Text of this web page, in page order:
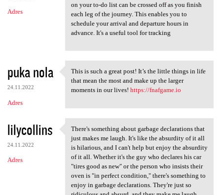
Adres
on your to-do list can be crossed off as you finish
each leg of the journey. This enables you to
schedule your arrival and departure hours in
advance. It's a useful tool for tracking
puka nola
24.11.2022
Adres
This is such a great post! It
This is such a great post! It’s the little things in life
that mean the most and make up the larger
moments in our lives! https://fnafgame.io
lilycollins
24.11.2022
Adres
There's something about
There's something about garbage declarations that
just makes me laugh. It's like the absurdity of it all
is hilarious, and I can't help but enjoy the absurdity
of it all. Whether it's the guy who declares his car
"tires good as new" or the person who insists their
oven is "in perfect condition," there's something to
enjoy in garbage declarations. They're just so